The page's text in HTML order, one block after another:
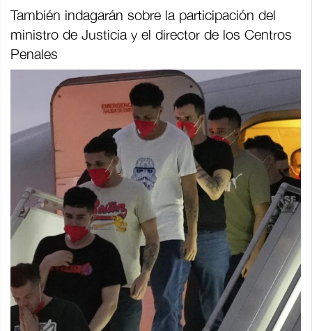
También indagarán sobre la participación del
ministro de Justicia y el director de los Centros
Penales